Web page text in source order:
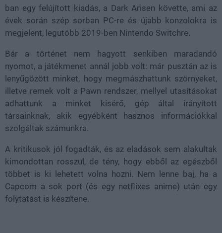
ban egy felújított kiadás, a Dark Arisen követte, ami az
évek során szép sorban PC-re és újabb konzolokra is
megjelent, legutóbb 2019-ben Nintendo Switchre.
Bár a történet nem hagyott senkiben maradandó
nyomot, a játékmenet annál jobb volt: már pusztán az is
lenyűgözött minket, hogy megmászhattunk szörnyeket,
illetve remek volt a Pawn rendszer, mellyel utasításokat
adhattunk a minket kísérő, gép által irányított
társainknak, akik egyébként hasznos információkkal
szolgáltak számunkra.
A kritikusok jól fogadták, és az eladások sem alakultak
kimondottan rosszul, de tény, hogy ebből az egészből
többet is ki lehetett volna hozni. Nem lenne baj, ha a
Capcom a sok port (és egy netflixes anime) után egy
folytatást is készítene.